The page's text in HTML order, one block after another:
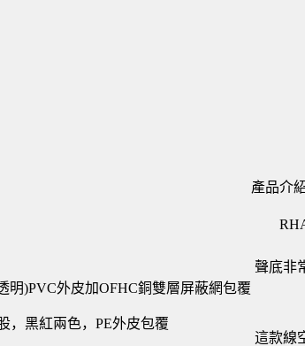
明)PVC外皮加OFHC銅雙層屏蔽網包覆
黑紅兩色，PE外皮包覆
產品介
聲底非
這款線